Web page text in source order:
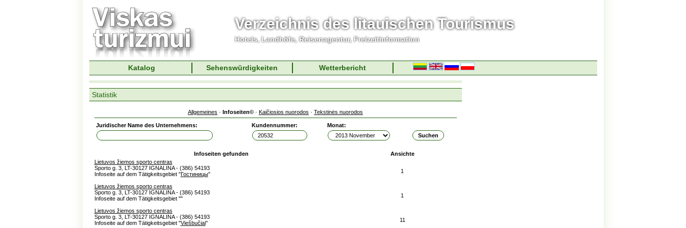
Verzeichnis des litauischen Tourismus
Hotels, Landhöfe, Reisenagentur, Freizeitinformation
Katalog Sehenswürdigkeiten Wetterbericht
Statistik
Allgemeines · Infoseiten© · Kaičiosios nuorodos · Tekstinės nuorodos
Juridischer Name des Unternehmens: Kundennummer: Monat:
Infoseiten gefunden
Ansichte
Lietuvos žiemos sporto centras
Sporto g. 3, LT-30127 IGNALINA - (386) 54193
Infoseite auf dem Tätigkeitsgebiet "Гостиницы" 1
Lietuvos žiemos sporto centras
Sporto g. 3, LT-30127 IGNALINA - (386) 54193
Infoseite auf dem Tätigkeitsgebiet "" 1
Lietuvos žiemos sporto centras
Sporto g. 3, LT-30127 IGNALINA - (386) 54193
Infoseite auf dem Tätigkeitsgebiet "Viešbučiai" 11